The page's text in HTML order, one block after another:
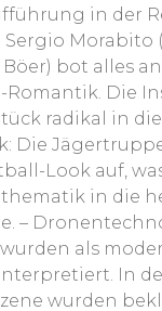
in der
Sergio Morabito
bot alles
Romantik. Die
radikal in
Die
Look auf,
in die
–
als
In
wurden